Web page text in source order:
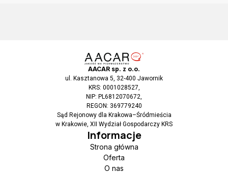
AACAR sp. z o.o.
ul. Kasztanowa 5, 32-400 Jawornik
KRS: 0001028527,
NIP: PL6812070672,
REGON: 369779240
Sąd Rejonowy dla Krakowa–Śródmieścia
w Krakowie, XII Wydział Gospodarczy KRS
Informacje
Strona główna
Oferta
O nas